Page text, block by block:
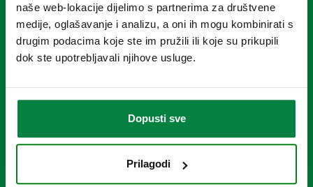
naše web-lokacije dijelimo s partnerima za društvene
medije, oglašavanje i analizu, a oni ih mogu kombinirati s
drugim podacima koje ste im pružili ili koje su prikupili
dok ste upotrebljavali njihove usluge.
Dopusti sve
Prilagodi
Otkrijte tajnu Grunteka – jer najbolje stvari dolaze iz vašeg
vrta!